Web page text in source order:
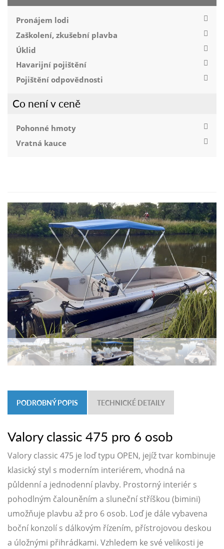
Pronájem lodi
Zaškolení, zkušební plavba
Úklid
Havarijní pojištění
Pojištění odpovědnosti
Co není v ceně
Pohonné hmoty
Vratná kauce
PODROBNÝ POPIS TECHNICKÉ DETAILY
Valory classic 475 pro 6 osob
Valory classic 475 je loď typu OPEN, jejíž tvar kombinuje
klasický styl s moderním interiérem, vhodná na
půldenní a jednodenní plavby. Prostorný interiér s
pohodlným čalouněním a sluneční stříškou (bimini)
umožňuje plavbu až pro 6 osob. Loď je dále vybavena
boční konzolí s dálkovým řízením, přístrojovou deskou
a úložnými přihrádkami. Vzhledem ke své velikosti je